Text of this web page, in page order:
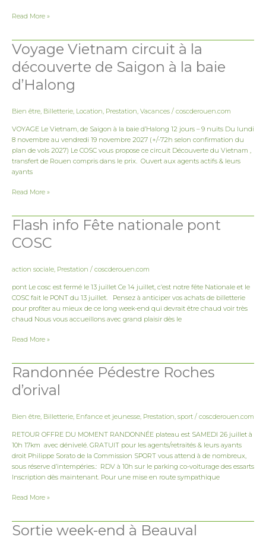
Read More »
Voyage Vietnam circuit à la
découverte de Saigon à la baie
d’Halong
Bien être Billetterie Location Prestation Vacances / coscderouen.com
VOYAGE Le Vietnam, de Saigon à la baie d’Halong 12 jours – 9 nuits Du lundi
8 novembre au vendredi 19 novembre 2027 (+/-72h selon confirmation du
plan de vols 2027) Le COSC vous propose ce circuit Découverte du Vietnam ,
transfert de Rouen compris dans le prix. Ouvert aux agents actifs & leurs
ayants
Voyage
Vietnam
circuit
la
de
à
la
baie
d’Halong
Read More »
Flash info Fête nationale pont
COSC
action sociale Prestation / coscderouen.com
pont Le cosc est fermé le 13 juillet Ce 14 juillet, c’est notre fête Nationale et le
COSC fait le PONT du 13 juillet. Pensez à anticiper vos achats de billetterie
pour profiter au mieux de ce long week-end qui devrait être chaud voir très
chaud Nous vous accueillons avec grand plaisir dès le
Flash
info
Fête
COSC
Read More »
Randonnée Pédestre Roches
d’orival
Bien être Billetterie Enfance et jeunesse Prestation sport / coscderouen.com
RETOUR OFFRE DU MOMENT RANDONNÉE plateau est SAMEDI 26 juillet à
10h 17km avec dénivelé. GRATUIT pour les agents/retraités & leurs ayants
droit Philippe Sorato de la Commission SPORT vous attend à de nombreux,
sous réserve d’intempéries.: RDV à 10h sur le parking co-voiturage des essarts
Inscription dès maintenant. Pour une mise en route sympathique
Randonnée
Pédestre
Roches
Read More »
Sortie week-end à Beauval
Sortie
week-